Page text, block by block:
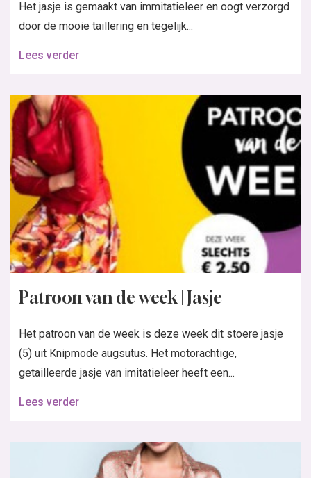
Het jasje is gemaakt van immitatieleer en oogt verzorgd
door de mooie taillering en tegelijk...
Lees verder
Patroon van de week | Jasje
Het patroon van de week is deze week dit stoere jasje
(5) uit Knipmode augsutus. Het motorachtige,
getailleerde jasje van imitatieleer heeft een...
Lees verder